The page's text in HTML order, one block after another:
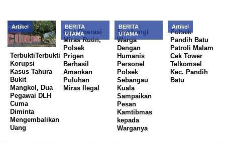
Artikel
TerbuktiTerbukti
Korupsi
Kasus Tahura
Bukit
Mangkol, Dua
Pegawai DLH
Cuma
Diminta
Mengembalikan
Uang
BERITA
UTAMA
Giat Operasi
Miras Rutin,
Polsek
Prigen
Berhasil
Amankan
Puluhan
Miras Ilegal
BERITA
UTAMA
Sambangi
Warga
Dengan
Humanis
Personel
Polsek
Sebangau
Kuala
Sampaikan
Pesan
Kamtibmas
kepada
Warganya
Artikel
Polsek
Pandih Batu
Patroli Malam
Cek Tower
Telkomsel
Kec. Pandih
Batu